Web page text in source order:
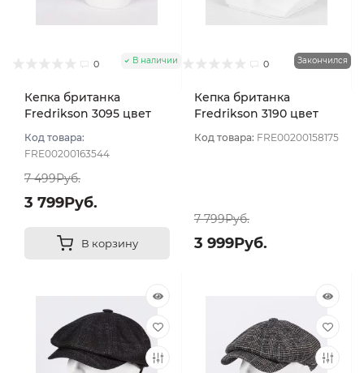
0 В наличии
Кепка британка
Fredrikson 3095 цвет
58
Код товара:
FRE00200163544
7 499Руб.
3 799Руб.
В корзину
0 Закончился
Кепка британка
Fredrikson 3190 цвет
59
Код товара: FRE00200158175
7 799Руб.
3 999Руб.